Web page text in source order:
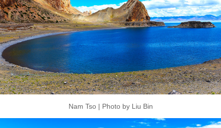
Nam Tso | Photo by Liu Bin